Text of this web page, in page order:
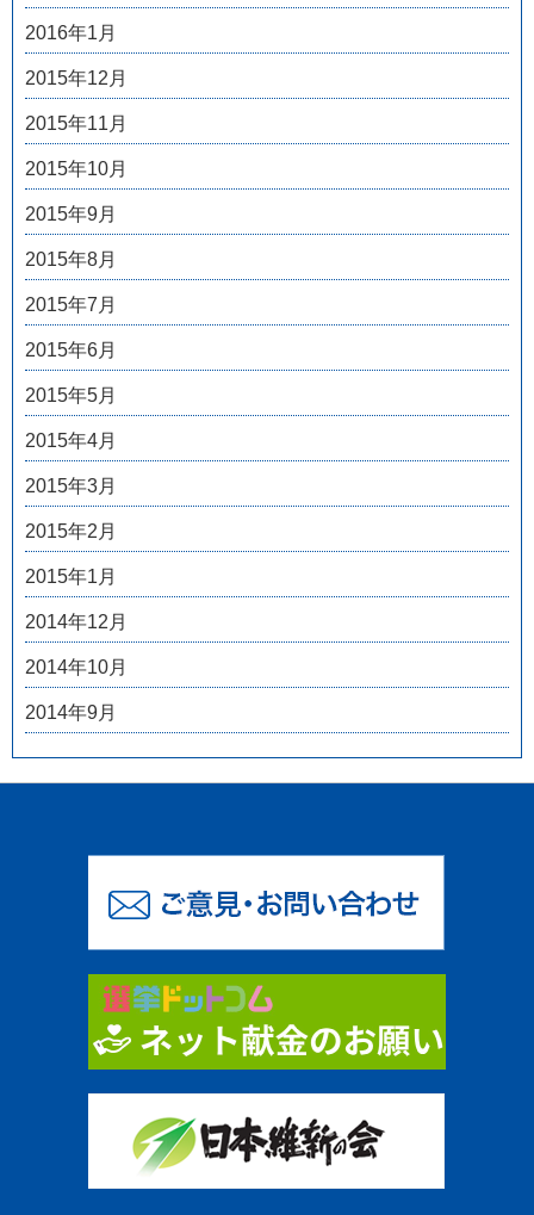
2016年1月
2015年12月
2015年11月
2015年10月
2015年9月
2015年8月
2015年7月
2015年6月
2015年5月
2015年4月
2015年3月
2015年2月
2015年1月
2014年12月
2014年10月
2014年9月